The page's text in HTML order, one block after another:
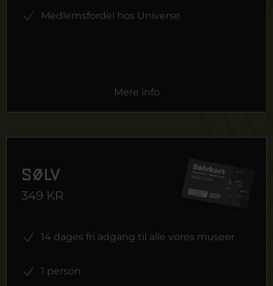
Medlemsfordel hos Universe
Mere info
Sølv
349 KR
14 dages fri adgang til alle vores museer
1 person